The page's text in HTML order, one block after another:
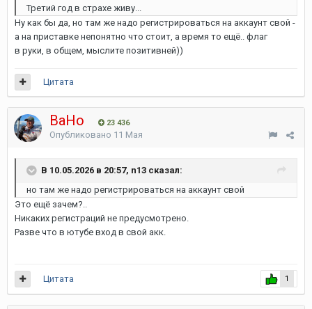
Третий год в страхе живу...
Ну как бы да, но там же надо регистрироваться на аккаунт свой -
а на приставке непонятно что стоит, а время то ещё.. флаг
в руки, в общем, мыслите позитивней))
Цитата
ВаНо 23 436
Опубликовано 11 Мая
В 10.05.2026 в 20:57, n13 сказал:
но там же надо регистрироваться на аккаунт свой
Это ещё зачем?..
Никаких регистраций не предусмотрено.
Разве что в ютубе вход в свой акк.
1
Цитата